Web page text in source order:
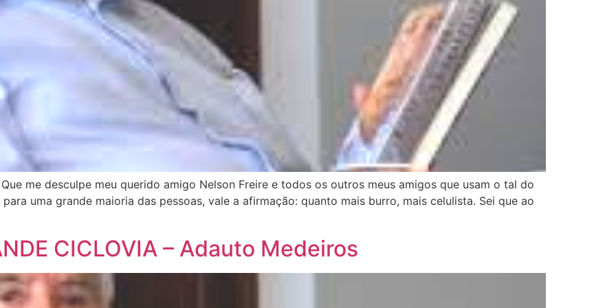
Que me desculpe meu querido amigo Nelson Freire e todos os outros meus amigos que usam o tal do
uma grande maioria das pessoas, vale a afirmação: quanto mais burro, mais celulista. Sei que ao
CICLOVIA – Adauto Medeiros